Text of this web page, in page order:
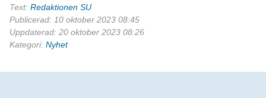
Text: Redaktionen SU
Publicerad: 10 oktober 2023 08:45
Uppdaterad: 20 oktober 2023 08:26
Kategori: Nyhet